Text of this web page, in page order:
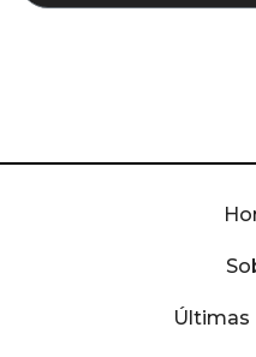
Últimas